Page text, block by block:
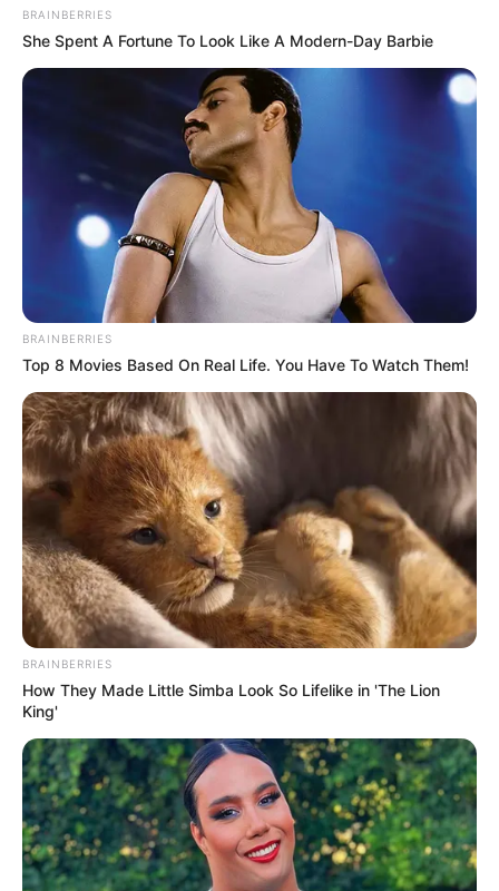
BRAINBERRIES
She Spent A Fortune To Look Like A Modern-Day Barbie
BRAINBERRIES
Top 8 Movies Based On Real Life. You Have To Watch Them!
BRAINBERRIES
How They Made Little Simba Look So Lifelike in 'The Lion
King'